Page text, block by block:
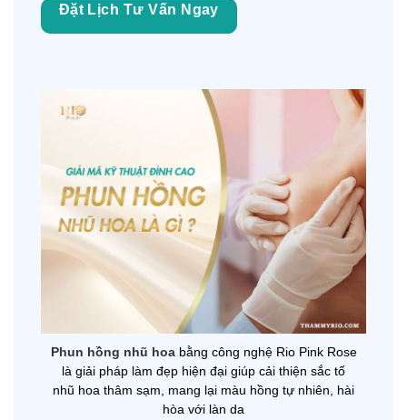
Đặt Lịch Tư Vấn Ngay
Phun hồng nhũ hoabằng công nghệ Rio Pink Rose
là giải pháp làm đẹp hiện đại giúp cải thiện sắc tố
nhũ hoa thâm sạm, mang lại màu hồng tự nhiên, hài
hòa với làn da